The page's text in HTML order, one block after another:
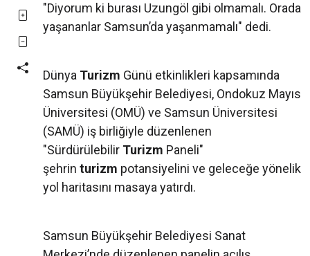
"Diyorum ki burası Uzungöl gibi olmamalı. Orada
yaşananlar Samsun’da yaşanmamalı" dedi.
Dünya Turizm Günü etkinlikleri kapsamında
Samsun Büyükşehir Belediyesi, Ondokuz Mayıs
Üniversitesi (OMÜ) ve Samsun Üniversitesi
(SAMÜ) iş birliğiyle düzenlenen
"Sürdürülebilir Turizm Paneli"
şehrin turizm potansiyelini ve geleceğe yönelik
yol haritasını masaya yatırdı.
Samsun Büyükşehir Belediyesi Sanat